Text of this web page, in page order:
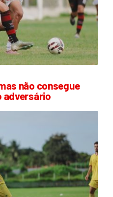
não consegue
adversário